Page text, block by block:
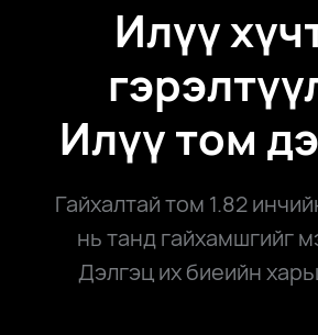
Илүү
Илүү том
Гайхалтай том 1.82
нь танд гайхамшгийг
Дэлгэц их биеийн